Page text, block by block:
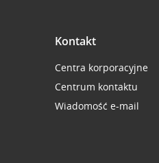
Kontakt
Centra korporacyjne
Centrum kontaktu
Wiadomość e-mail